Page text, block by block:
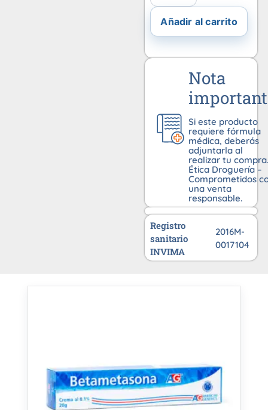
Añadir al carrito
Nota
Si este producto
requiere fórmula
médica, deberás
adjuntarla al
realizar tu compra.
Ética Droguería –
Comprometidos
una venta
responsable.
Registro
sanitario
INVIMA
2016M-
0017104